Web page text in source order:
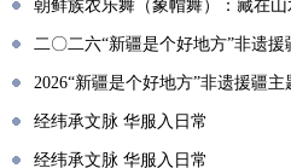
朝鲜族农乐舞（象帽舞）：藏在
二〇二六“新疆是个好地方”非遗援
2026“新疆是个好地方”非遗援疆
经纬承文脉 华服入日常
经纬承文脉 华服入日常